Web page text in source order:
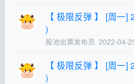
【 极限反弹 】 [周一
)
股池出票发布员 2022-04-
【 极限反弹 】 [周一]
)